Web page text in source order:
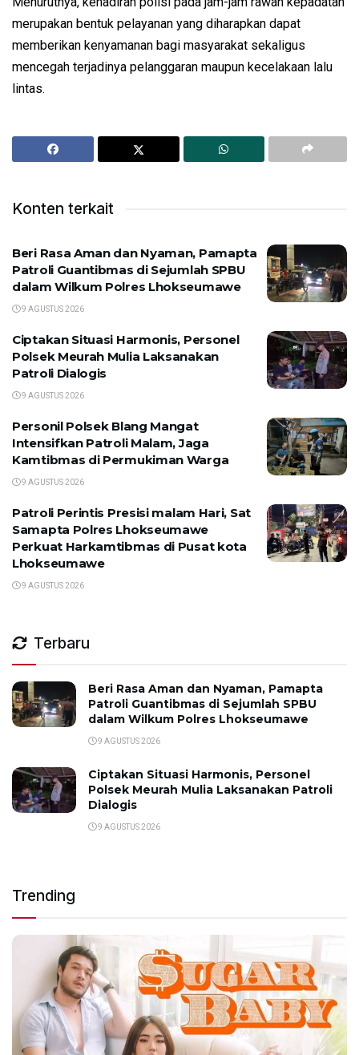
merupakan bentuk pelayanan yang diharapkan dapat
memberikan kenyamanan bagi masyarakat sekaligus
mencegah terjadinya pelanggaran maupun kecelakaan lalu
lintas.
Konten terkait
Beri Rasa Aman dan Nyaman, Pamapta
Patroli Guantibmas di Sejumlah SPBU
dalam Wilkum Polres Lhokseumawe
9 AGUSTUS 2026
Ciptakan Situasi Harmonis, Personel
Polsek Meurah Mulia Laksanakan
Patroli Dialogis
9 AGUSTUS 2026
Personil Polsek Blang Mangat
Intensifkan Patroli Malam, Jaga
Kamtibmas di Permukiman Warga
9 AGUSTUS 2026
Patroli Perintis Presisi malam Hari, Sat
Samapta Polres Lhokseumawe
Perkuat Harkamtibmas di Pusat kota
Lhokseumawe
9 AGUSTUS 2026
Terbaru
Beri Rasa Aman dan Nyaman, Pamapta
Patroli Guantibmas di Sejumlah SPBU
dalam Wilkum Polres Lhokseumawe
9 AGUSTUS 2026
Ciptakan Situasi Harmonis, Personel
Polsek Meurah Mulia Laksanakan Patroli
Dialogis
9 AGUSTUS 2026
Trending